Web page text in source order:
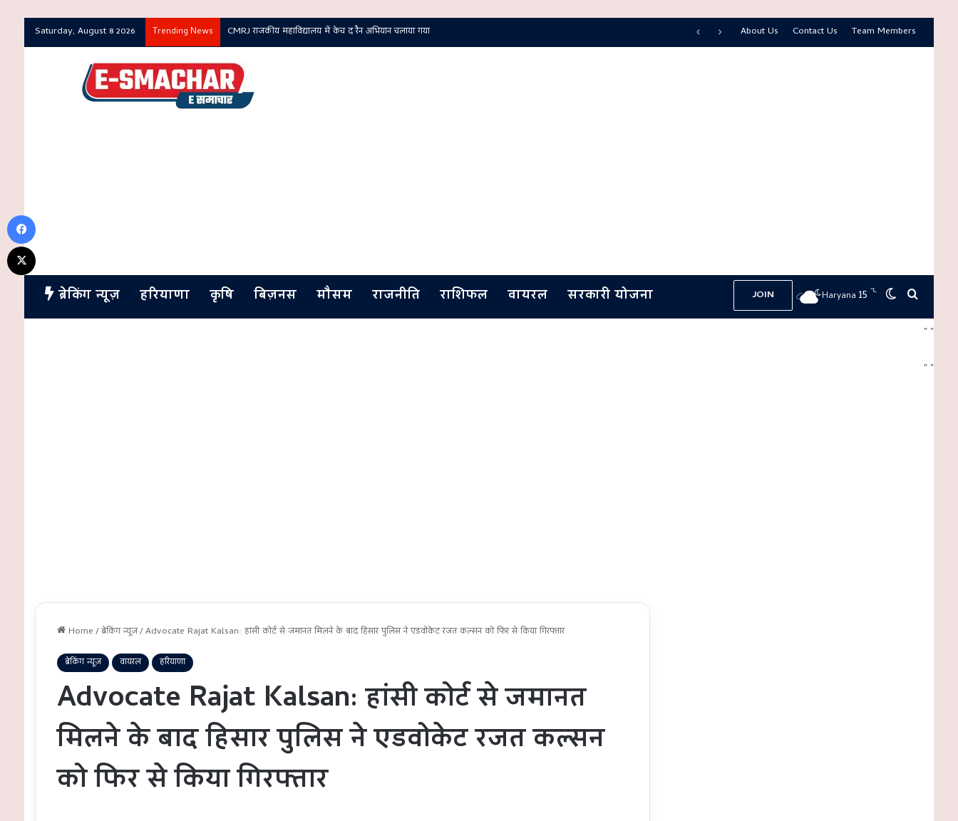
Saturday, August 8 2026 Trending News Ambala Police Traffic Advisory : जानें कौन से रूट रहेंगे बंद और कहाँ से जाएं About Us Contact Us Team Members
ब्रेकिंग न्यूज़ हरियाणा कृषि बिज़नस मौसम राजनीति राशिफल वायरल सरकारी योजना JOIN Haryana 15℃ Switch skin
Search
" "
" "
Home/ब्रेकिंग न्यूज़/Advocate Rajat Kalsan: हांसी कोर्ट से जमानत मिलने के बाद हिसार पुलिस ने एडवोकेट रजत कल्सन को फिर से किया गिरफ्तार
ब्रेकिंग न्यूज़ वायरल हरियाणा
Advocate Rajat Kalsan: हांसी कोर्ट से जमानत
मिलने के बाद हिसार पुलिस ने एडवोकेट रजत कल्सन
को फिर से किया गिरफ्तार